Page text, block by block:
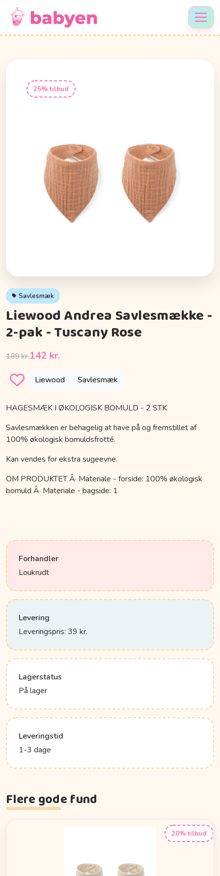
25% tilbud
Savlesmæk
Liewood Andrea Savlesmække -
2-pak - Tuscany Rose
189 kr.142 kr.
Liewood Savlesmæk
HAGESMÆK I ØKOLOGISK BOMULD - 2 STK
Savlesmækken er behagelig at have på og fremstillet af
100% økologisk bomuldsfrotté.
Kan vendes for ekstra sugeevne.
OM PRODUKTET Â· Materiale - forside: 100% økologisk
bomuld Â· Materiale - bagside: 1
Forhandler
Loukrudt
Levering
Leveringspris: 39 kr.
Lagerstatus
På lager
Leveringstid
1-3 dage
Flere gode fund
20% tilbud